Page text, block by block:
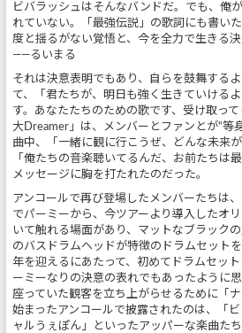
ビバラッシュはそんなバンドだ。でも、俺
れていない。「最強伝説」の歌詞にも書い
度と揺るがない覚悟と、今を全力で生きる
――るいまる
それは決意表明でもあり、自らを鼓舞する
て、「君たちが、明日も強く生きていける
す。あなたたちのための歌です、受け取っ
大Dreamer」は、メンバーとファンとが“等
曲中、「一緒に観に行こうぜ、どんな未来
「俺たちの音楽聴いてるんだ、お前たちは
メッセージに胸を打たれたのだった。
アンコールで再び登場したメンバーたちは
でパーミーから、今ツアーより導入したオ
いて触れる場面があり、マットなブラック
のバスドラムヘッドが特徴のドラムセット
年を迎えるにあたって、初めてドラムセッ
ーミーなりの決意の表れでもあったように
座っていた観客を立ち上がらせるために「
始まったアンコールで披露されたのは、「
ャルうぇぽん」といったアッパーな楽曲た